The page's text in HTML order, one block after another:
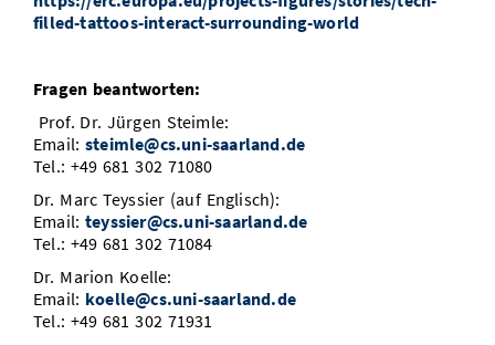
filled-tattoos-interact-surrounding-world
Fragen beantworten:
Prof. Dr. Jürgen Steimle:
Email: steimle@cs.uni-saarland.de
Tel.: +49 681 302 71080
Dr. Marc Teyssier (auf Englisch):
Email: teyssier@cs.uni-saarland.de
Tel.: +49 681 302 71084
Dr. Marion Koelle:
Email: koelle@cs.uni-saarland.de
Tel.: +49 681 302 71931